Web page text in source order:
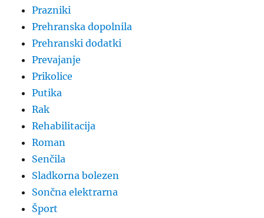
Prazniki
Prehranska dopolnila
Prehranski dodatki
Prevajanje
Prikolice
Putika
Rak
Rehabilitacija
Roman
Senčila
Sladkorna bolezen
Sončna elektrarna
Šport